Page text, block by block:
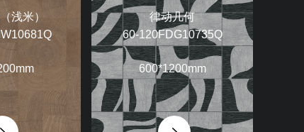
浅米）
律动几何
60-120FDG10735Q
600*1200mm